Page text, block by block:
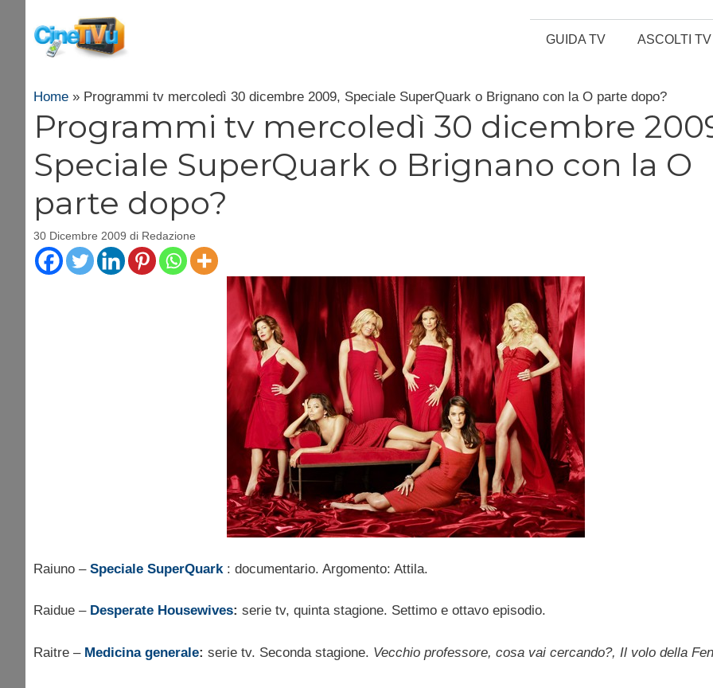
contenuto
GUIDA TV ASCOLTI TV
Home » Programmi tv mercoledì 30 dicembre 2009, Speciale SuperQuark o Brignano con la O parte dopo?
Programmi tv mercoledì 30 dicembre
Speciale SuperQuark o Brignano con la O
parte dopo?
30 Dicembre 2009 di Redazione
Raiuno – Speciale SuperQuark : documentario. Argomento: Attila.
Raidue – Desperate Housewives: serie tv, quinta stagione. Settimo e ottavo episodio.
Raitre – Medicina generale: serie tv. Seconda stagione. Vecchio professore, cosa vai cercando?, Il volo della